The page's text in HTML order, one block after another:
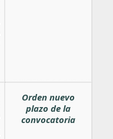
Orden nuevo
plazo de la
convocatoria